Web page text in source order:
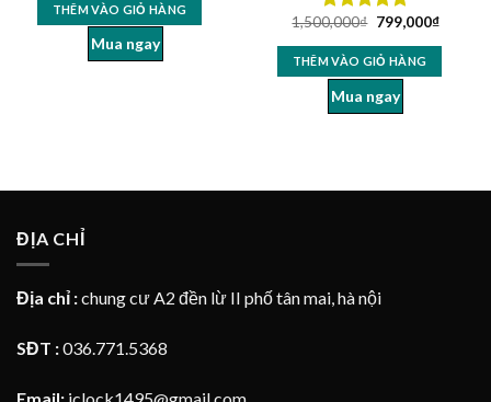
THÊM VÀO GIỎ HÀNG
Mua ngay
Được xếp
hạng5.00
5 sao
1,500,000₫ 799,000₫
THÊM VÀO GIỎ HÀNG
Mua ngay
ĐỊA CHỈ
Địa chỉ :chung cư A2 đền lừ II phố tân mai, hà nội
SĐT :036.771.5368